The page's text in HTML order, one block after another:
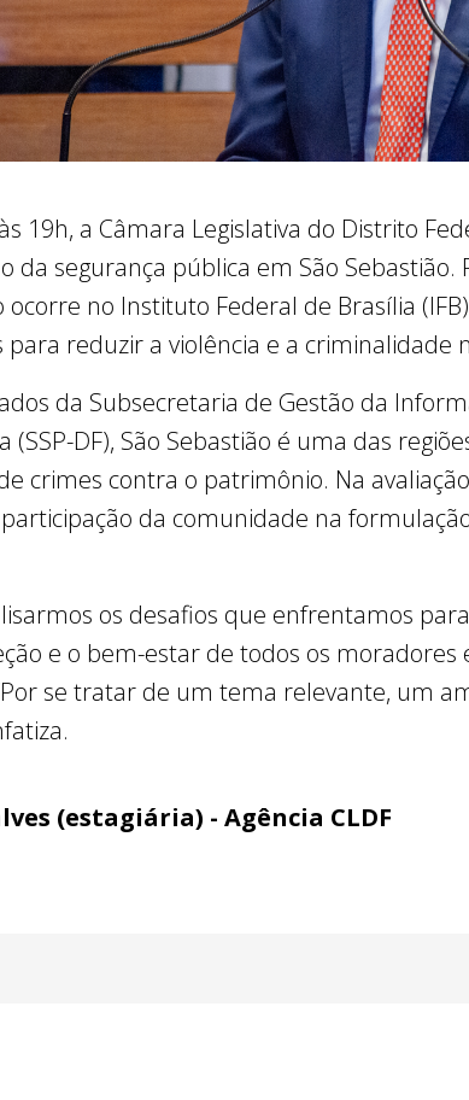
19h, a Câmara Legislativa do Distrito
da segurança pública em São
ocorre no Instituto Federal de Brasília
reduzir a violência e a criminalidade
da Subsecretaria de Gestão da
(SSP-DF), São Sebastião é uma das
crimes contra o patrimônio. Na
da comunidade na
os desafios que enfrentamos
e o bem-estar de todos os moradores
se tratar de um tema relevante, um
(estagiária) - Agência CLDF